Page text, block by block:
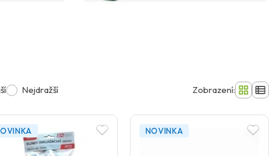
Nejdražší Zobrazení:
NOVINKA